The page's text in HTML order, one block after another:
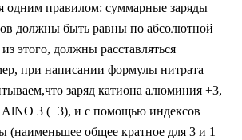
одним правилом: суммарные заряды
должны быть равны по абсолютной
этого, должны расставляться
при написании формулы нитрата
заряд катиона алюминия +3,
AlNO 3 (+3), и с помощью индексов
(наименьшее общее кратное для 3 и 1